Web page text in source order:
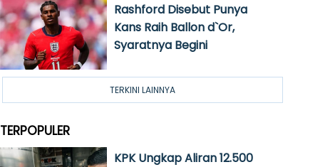
Rashford Disebut Punya
Kans Raih Ballon d`Or,
Syaratnya Begini
TERKINI LAINNYA
TERPOPULER
KPK Ungkap Aliran 12.500